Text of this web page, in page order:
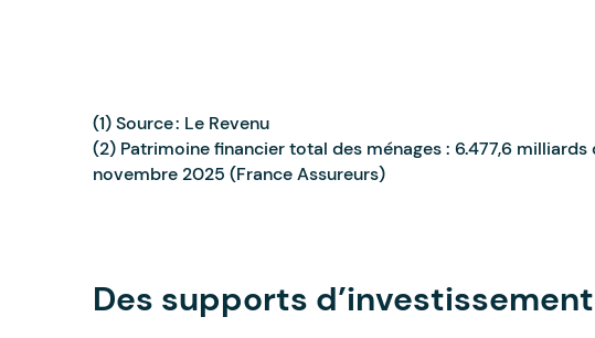
(1) Source : Le Revenu
(2) Patrimoine financier total des ménages : 6.477,6
novembre 2025 (France Assureurs)
Des supports